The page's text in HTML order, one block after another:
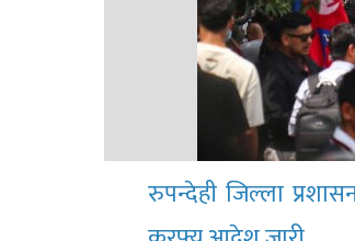
रुपन्देही जिल्ला